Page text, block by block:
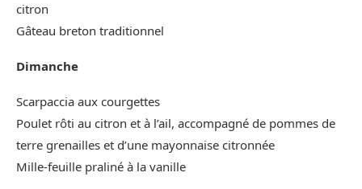
citron
Gâteau breton traditionnel
Dimanche
Scarpaccia aux courgettes
Poulet rôti au citron et à l’ail, accompagné de pommes de
terre grenailles et d’une mayonnaise citronnée
Mille-feuille praliné à la vanille